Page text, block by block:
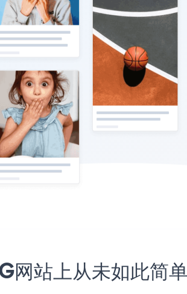
站上从未如此简单